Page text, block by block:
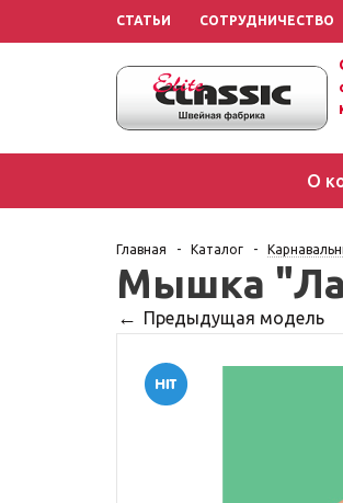
СТАТЬИ СОТРУДНИЧЕСТВО
О
Главная - Каталог -
Мышка
Предыдущая модель